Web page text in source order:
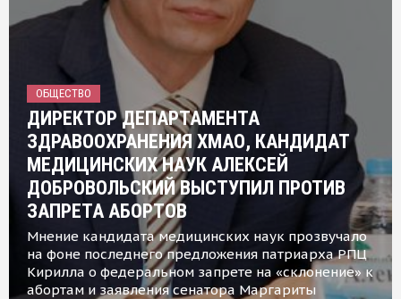
ОБЩЕСТВО
ДИРЕКТОР ДЕПАРТАМЕНТА
ЗДРАВООХРАНЕНИЯ ХМАО, КАНДИДАТ
МЕДИЦИНСКИХ НАУК АЛЕКСЕЙ
ДОБРОВОЛЬСКИЙ ВЫСТУПИЛ ПРОТИВ
ЗАПРЕТА АБОРТОВ
Мнение кандидата медицинских наук прозвучало
на фоне последнего предложения патриарха РПЦ
Кирилла о федеральном запрете на «склонение» к
абортам и заявления сенатора Маргариты